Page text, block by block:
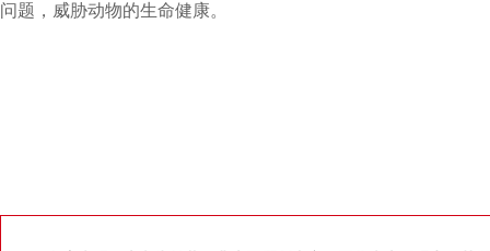
问题，威胁动物的生命健康。